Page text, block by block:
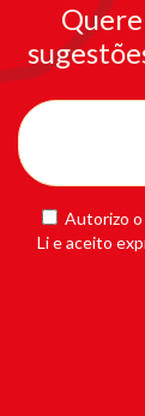
Autorizo
Li e aceito